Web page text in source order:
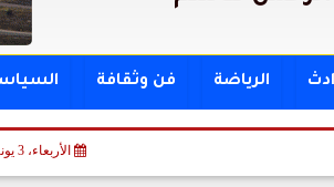
الرياضة فن وثقافة
الأربعاء، 3 يونيو 2026